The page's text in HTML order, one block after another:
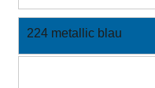
224 metallic blau